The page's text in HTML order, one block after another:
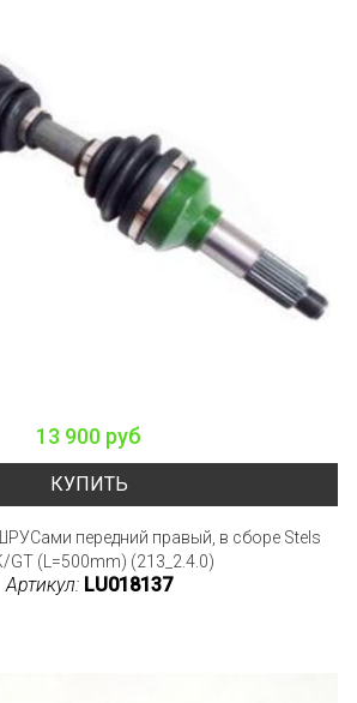
13 900 руб
КУПИТЬ
передний правый, в сборе Stels
GT (L=500mm) (213_2.4.0)
Артикул: LU018137